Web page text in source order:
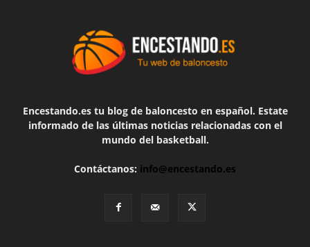
Encestando.es tu blog de baloncesto en español. Estate
informado de las últimas noticias relacionadas con el
mundo del basketball.
Contáctanos: info@encestando.es